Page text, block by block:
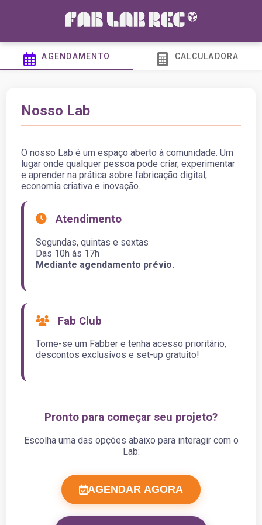
AGENDAMENTO CALCULADORA
Nosso Lab
O nosso Lab é um espaço aberto à comunidade. Um
lugar onde qualquer pessoa pode criar, experimentar
e aprender na prática sobre fabricação digital,
economia criativa e inovação.
Atendimento
Segundas, quintas e sextas
Das 10h às 17h
Mediante agendamento prévio.
Fab Club
Torne-se um Fabber e tenha acesso prioritário,
descontos exclusivos e set-up gratuito!
Pronto para começar seu projeto?
Escolha uma das opções abaixo para interagir com o
Lab:
AGENDAR AGORA